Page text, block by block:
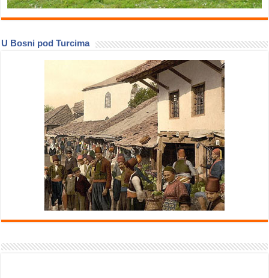
U Bosni pod Turcima